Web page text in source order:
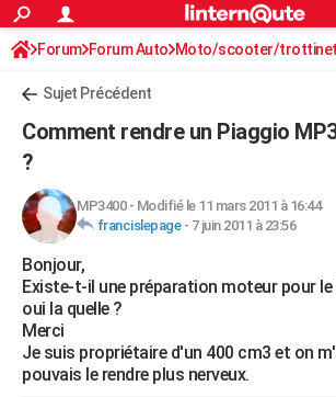
ACTUALITÉS
Politique
Société
Faits Divers
Education
Monde
Villes
+
Programme TV
TNTStreaming
Cinéma
Sorties cinéma
Musique
+FINANCE
Retraite
Impôts
Epargne
Immobilier
Risques naturels par ville
Banque
Assurance
Crédit
AUTO
Essais
Réserver un essai
Citadines
Berlines
SUV
Forum auto
HIGH-TECH
Mobiles
Meilleur smartphone
Internet
Ordinateurs
Jeux vidéo
Guide high-tech
BRICOLAGE
Forum
Aménagement intérieur
Extérieur
Cuisine
Salle de bains
Jardinage
Rangement
WEEK-END
Guides de France
Escapades
Patrimoine
Expositions
Musées
Week-end nature
LIFESTYLE
S'inscrire
Connexion
Forum Forum Auto Moto/scooter/
Sujet Précédent
Comment rendre un Piaggio
?
MP3400- Modifié le 11 mars 2011 à 16:44
francislepage- 7 juin 2011 à 23:56
Bonjour,
Existe-t-il une préparation moteur pour le
oui la quelle ?
Merci
Je suis propriétaire d'un 400 cm3 et on
pouvais le rendre plus nerveux.